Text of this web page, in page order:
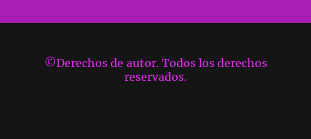
©Derechos de autor. Todos los derechos
reservados.